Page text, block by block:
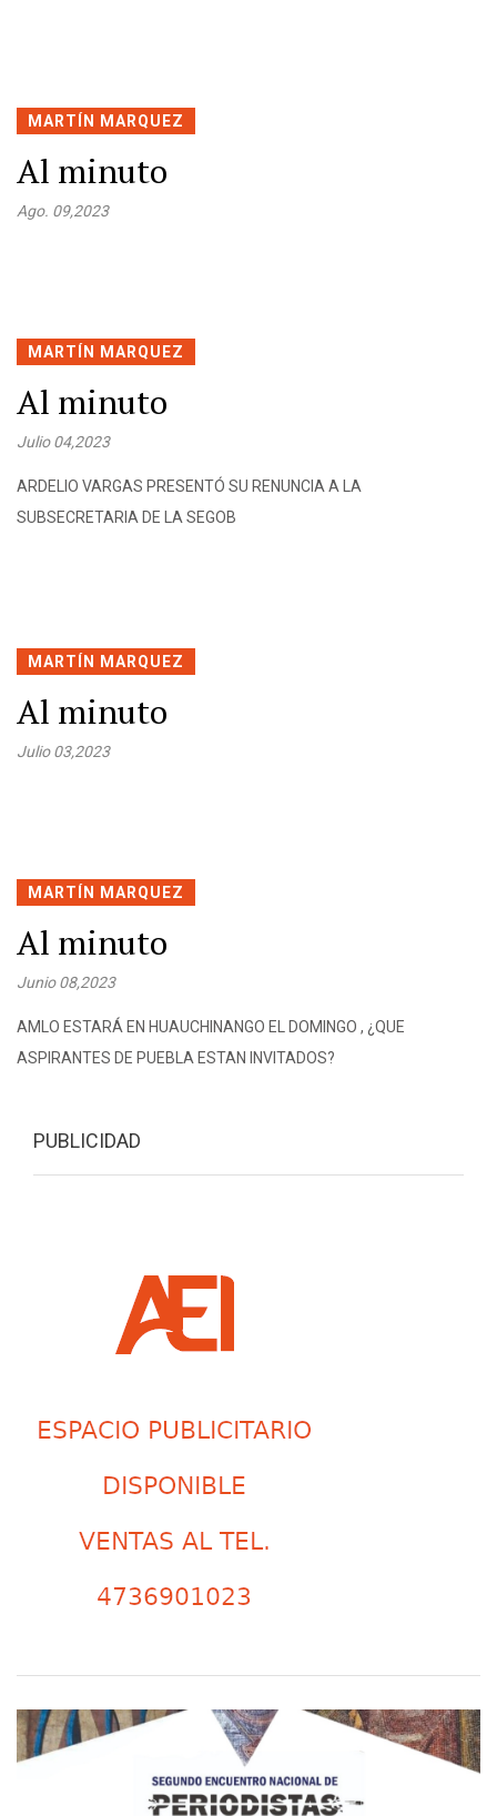
MARTÍN MARQUEZ
Al minuto
Ago. 09,2023
MARTÍN MARQUEZ
Al minuto
Julio 04,2023
ARDELIO VARGAS PRESENTÓ SU RENUNCIA A LA
SUBSECRETARIA DE LA SEGOB
MARTÍN MARQUEZ
Al minuto
Julio 03,2023
MARTÍN MARQUEZ
Al minuto
Junio 08,2023
AMLO ESTARÁ EN HUAUCHINANGO EL DOMINGO , ¿QUE
ASPIRANTES DE PUEBLA ESTAN INVITADOS?
PUBLICIDAD